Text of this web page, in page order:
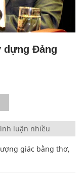
dựng Đảng
luận nhiều
giác bằng thơ,